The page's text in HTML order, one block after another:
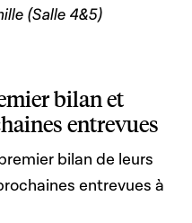
(Salle 4&5)
bilan et
entrevues
bilan de leurs
entrevues à